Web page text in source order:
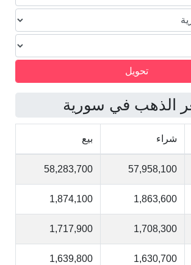
الذهب في سورية
شراء بيع
57,958,100
58,283,700
1,863,600
1,874,100
1,708,300
1,717,900
1,630,700
1,639,800